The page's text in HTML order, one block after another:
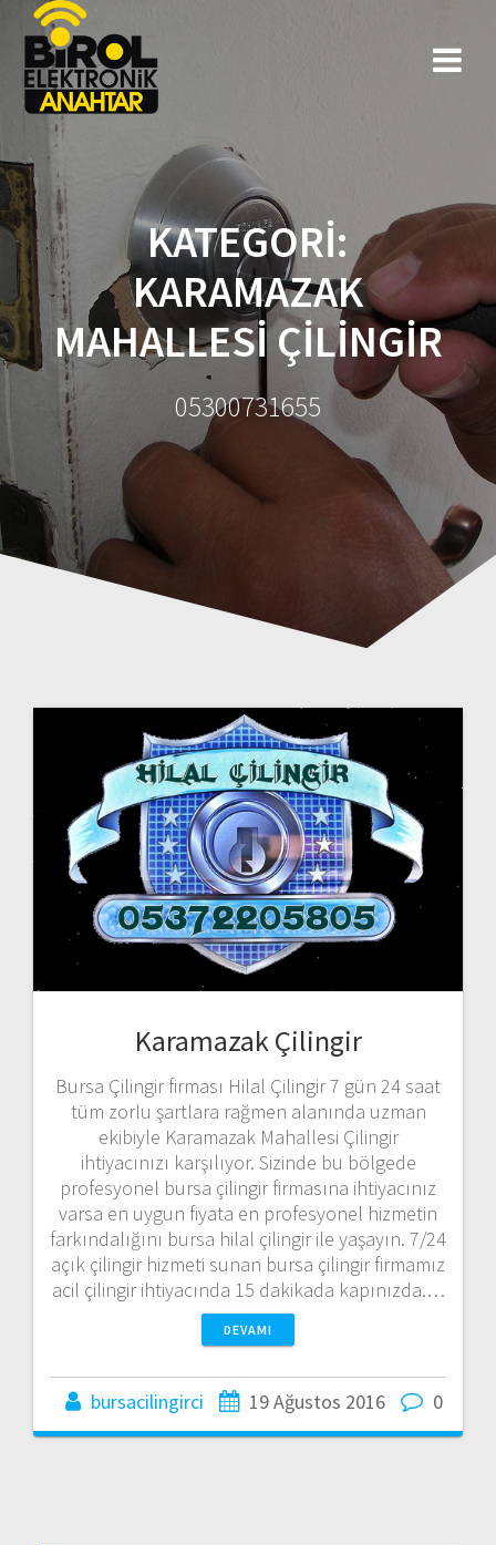
KATEGORI:
KARAMAZAK
MAHALLESI ÇILINGIR
05300731655
Karamazak Çilingir
Bursa Çilingir firması Hilal Çilingir 7 gün 24 saat
tüm zorlu şartlara rağmen alanında uzman
ekibiyle Karamazak Mahallesi Çilingir
ihtiyacınızı karşılıyor. Sizinde bu bölgede
profesyonel bursa çilingir firmasına ihtiyacınız
varsa en uygun fiyata en profesyonel hizmetin
farkındalığını bursa hilal çilingir ile yaşayın. 7/24
açık çilingir hizmeti sunan bursa çilingir firmamız
acil çilingir ihtiyacında 15 dakikada kapınızda.…
DEVAMI
bursacilingirci 19 Ağustos 2016 0